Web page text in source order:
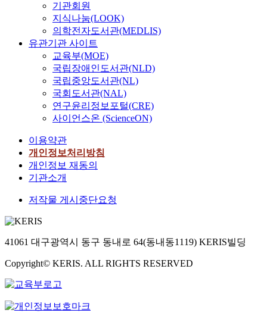
기관회원
지식나눔(LOOK)
의학전자도서관(MEDLIS)
유관기관 사이트
교육부(MOE)
국립장애인도서관(NLD)
국립중앙도서관(NL)
국회도서관(NAL)
연구윤리정보포털(CRE)
사이언스온 (ScienceON)
이용약관
개인정보처리방침
개인정보 재동의
기관소개
저작물 게시중단요청
41061 대구광역시 동구 동내로 64(동내동1119) KERIS빌딩
Copyright© KERIS. ALL RIGHTS RESERVED